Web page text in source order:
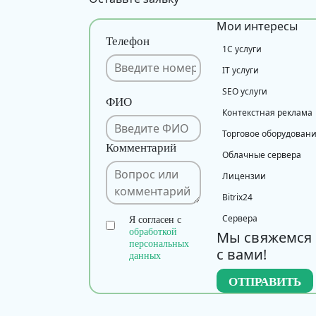
Телефон
ФИО
Комментарий
Я согласен с
обработкой
персональных
данных
Мои интересы
1С услуги
IT услуги
SEO услуги
Контекстная реклама
Торговое
Облачные сервера
Лицензии
Bitrix24
Сервера
Мы свяжемся
с вами!